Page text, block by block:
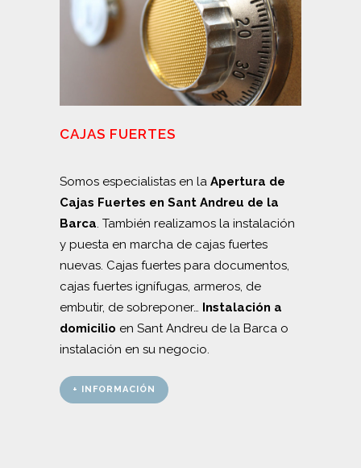
CAJAS FUERTES
Somos especialistas en la Apertura de
Cajas Fuertes en Sant Andreu de la
Barca. También realizamos la instalación
y puesta en marcha de cajas fuertes
nuevas. Cajas fuertes para documentos,
cajas fuertes ignífugas, armeros, de
embutir, de sobreponer… Instalación a
domicilio en Sant Andreu de la Barca o
instalación en su negocio.
+ INFORMACIÓN